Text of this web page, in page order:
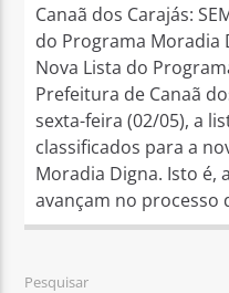
Canaã dos Carajás:
do Programa Moradia
Nova Lista do
Prefeitura de Canaã
sexta-feira (02/05), a
classificados para a
Moradia Digna. Isto é,
avançam no processo
Pesquisar